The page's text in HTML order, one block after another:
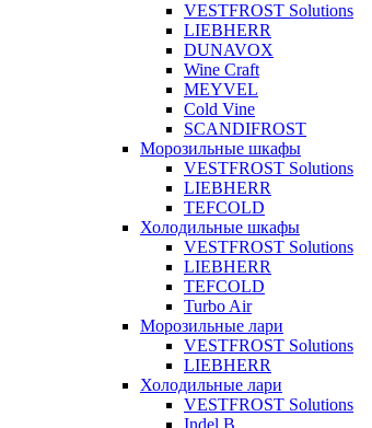
VESTFROST Solutions
LIEBHERR
DUNAVOX
Wine Craft
MEYVEL
Cold Vine
SCANDIFROST
Морозильные шкафы
VESTFROST Solutions
LIEBHERR
TEFCOLD
Холодильные шкафы
VESTFROST Solutions
LIEBHERR
TEFCOLD
Turbo Air
Морозильные лари
VESTFROST Solutions
LIEBHERR
Холодильные лари
VESTFROST Solutions
Indel B